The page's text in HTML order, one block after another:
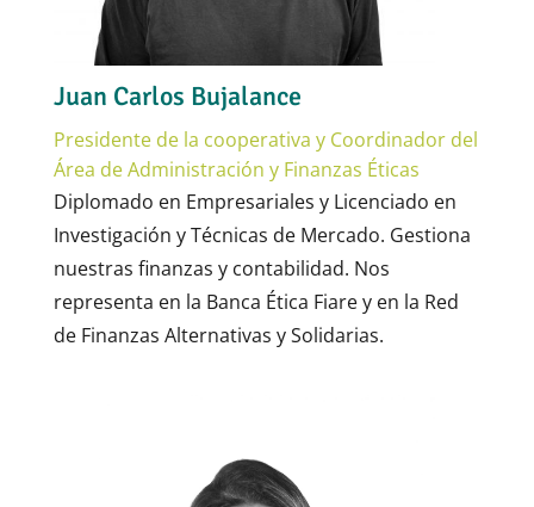
Juan Carlos Bujalance
Presidente de la cooperativa y Coordinador del
Área de Administración y Finanzas Éticas
Diplomado en Empresariales y Licenciado en
Investigación y Técnicas de Mercado. Gestiona
nuestras finanzas y contabilidad. Nos
representa en la Banca Ética Fiare y en la Red
de Finanzas Alternativas y Solidarias.